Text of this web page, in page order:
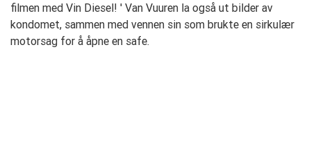
filmen med Vin Diesel! ' Van Vuuren la også ut bilder av
kondomet, sammen med vennen sin som brukte en sirkulær
motorsag for å åpne en safe.